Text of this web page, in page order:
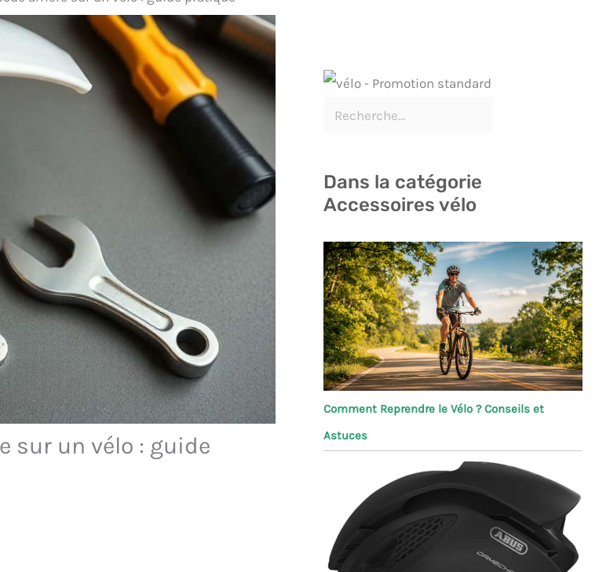
sur un vélo : guide
Dans la catégorie
Accessoires vélo
Comment Reprendre le Vélo ? Conseils et
Astuces